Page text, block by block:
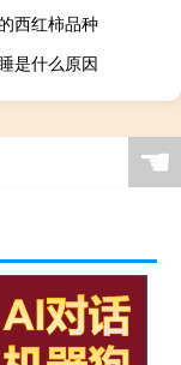
西红柿品种
是什么原因
☚